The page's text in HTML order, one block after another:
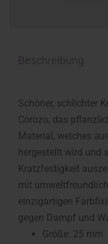
Schöner, schlichter
Corozo, das
Material, welches
hergestellt wird und
Kratzfestigkeit
mit
einzigartigen
gegen Dampf und
Größe: 25 mm